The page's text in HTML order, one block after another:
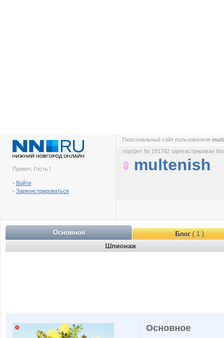
Привет, Гость !
- Войти
- Зарегистрироваться
Персональный сайт пользователя
портрет № 191782 зарегистрирован
multenish
Основное Блог( 1 )
Шпионаж
Основное